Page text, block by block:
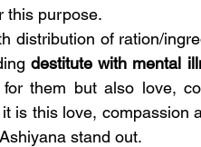
this purpose.
distribution of ration/
destitute with mental
them but also love,
is this love, compassion
stand out.